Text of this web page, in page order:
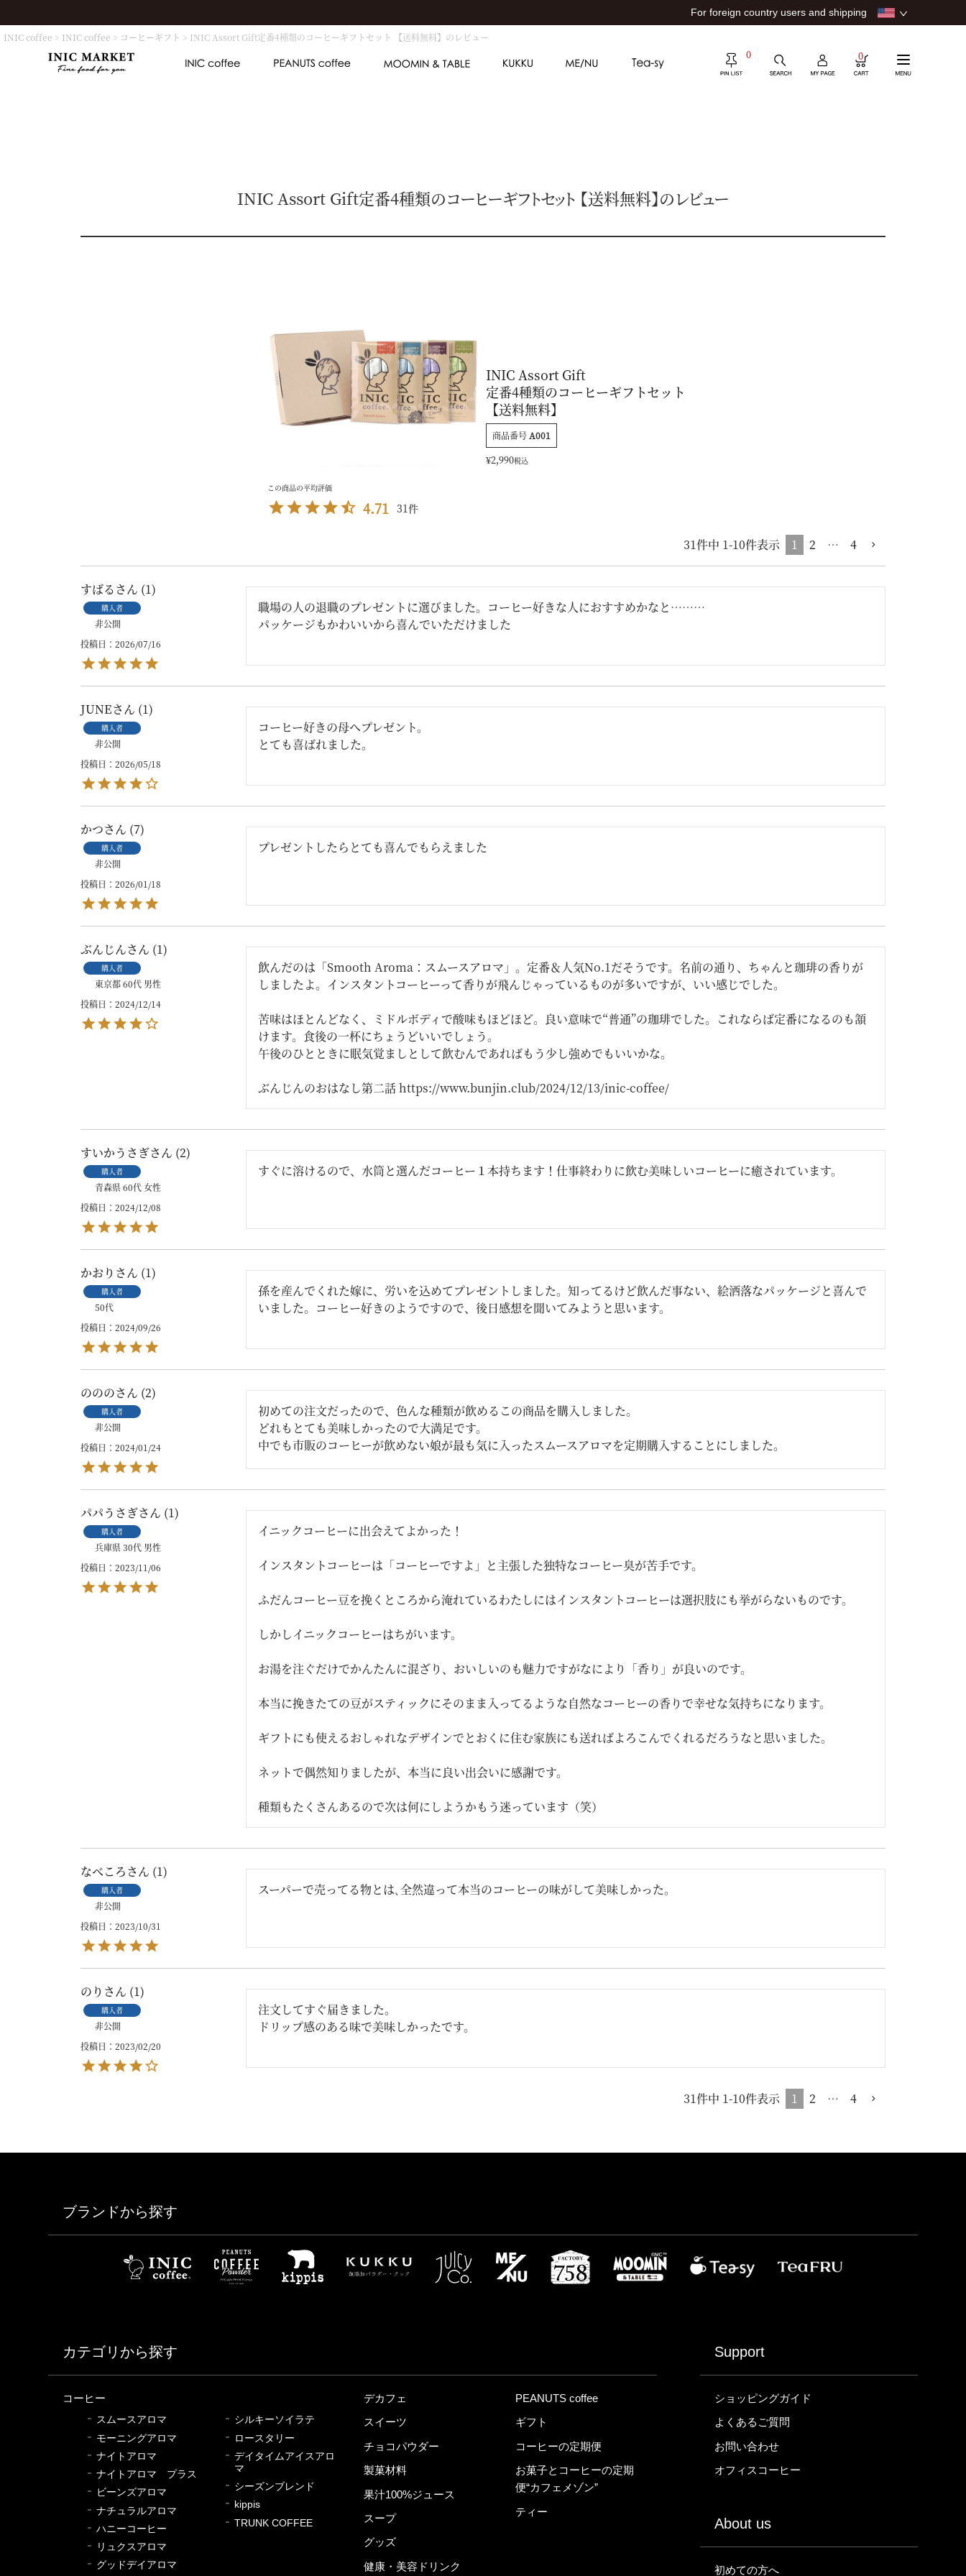
For foreign country users and shipping
0 0
INIC coffee INIC coffee コーヒーギフト INIC Assort Gift定番4種類のコーヒーギフトセット 【送料無料】のレビュー
INIC Assort Gift定番4種類のコーヒーギフトセット 【送料無料】のレビュー
INIC Assort Gift
定番4種類のコーヒーギフトセット
【送料無料】
商品番号 A001
¥2,990税込
4.71 31
31件中 1-10件表示 1 2 … 4
すばる 1
購入者
非公開
投稿日
2026/07/16
職場の人の退職のプレゼントに選びました。コーヒー好きな人におすすめかなと………
パッケージもかわいいから喜んでいただけました
JUNE 1
購入者
非公開
投稿日
2026/05/18
コーヒー好きの母へプレゼント。
とても喜ばれました。
かつ 7
購入者
非公開
投稿日
2026/01/18
プレゼントしたらとても喜んでもらえました
ぶんじん 1
購入者
東京都60代 男性
投稿日
2024/12/14
飲んだのは「Smooth Aroma：スムースアロマ」。定番＆人気No.1だそうです。名前の通り、ちゃんと珈琲の香りが
しましたよ。インスタントコーヒーって香りが飛んじゃっているものが多いですが、いい感じでした。
苦味はほとんどなく、ミドルボディで酸味もほどほど。良い意味で“普通”の珈琲でした。これならば定番になるのも頷
けます。食後の一杯にちょうどいいでしょう。
午後のひとときに眠気覚ましとして飲むんであればもう少し強めでもいいかな。
ぶんじんのおはなし第二話 https://www.bunjin.club/2024/12/13/inic-coffee/
すいかうさぎ 2
購入者
青森県60代女性
投稿日
2024/12/08
すぐに溶けるので、水筒と選んだコーヒー１本持ちます！仕事終わりに飲む美味しいコーヒーに癒されています。
かおり 1
購入者
50代
投稿日
2024/09/26
孫を産んでくれた嫁に、労いを込めてプレゼントしました。知ってるけど飲んだ事ない、絵洒落なパッケージと喜んで
いました。コーヒー好きのようですので、後日感想を聞いてみようと思います。
ののの 2
購入者
非公開
投稿日
2024/01/24
初めての注文だったので、色んな種類が飲めるこの商品を購入しました。
どれもとても美味しかったので大満足です。
中でも市販のコーヒーが飲めない娘が最も気に入ったスムースアロマを定期購入することにしました。
パパうさぎ 1
購入者
兵庫県30代 男性
投稿日
2023/11/06
イニックコーヒーに出会えてよかった！
インスタントコーヒーは「コーヒーですよ」と主張した独特なコーヒー臭が苦手です。
ふだんコーヒー豆を挽くところから淹れているわたしにはインスタントコーヒーは選択肢にも挙がらないものです。
しかしイニックコーヒーはちがいます。
お湯を注ぐだけでかんたんに混ざり、おいしいのも魅力ですがなにより「香り」が良いのです。
本当に挽きたての豆がスティックにそのまま入ってるような自然なコーヒーの香りで幸せな気持ちになります。
ギフトにも使えるおしゃれなデザインでとおくに住む家族にも送ればよろこんでくれるだろうなと思いました。
ネットで偶然知りましたが、本当に良い出会いに感謝です。
種類もたくさんあるので次は何にしようかもう迷っています（笑）
なべころ 1
購入者
非公開
投稿日
2023/10/31
スーパーで売ってる物とは､全然違って本当のコーヒーの味がして美味しかった｡
のり 1
購入者
非公開
投稿日
2023/02/20
注文してすぐ届きました。
ドリップ感のある味で美味しかったです。
31件中 1-10件表示 1 2 … 4
ブランドから探す
カテゴリから探す
コーヒー
スムースアロマ
モーニングアロマ
ナイトアロマ
ナイトアロマ プラス
ビーンズアロマ
ナチュラルアロマ
ハニーコーヒー
リュクスアロマ
グッドデイアロマ
シルキーソイラテ
ロースタリー
デイタイムアイスアロ
マ
シーズンブレンド
kippis
TRUNK COFFEE
デカフェ
スイーツ
チョコパウダー
製菓材料
果汁100%ジュース
スープ
グッズ
健康・美容ドリンク
PEANUTS coffee
ギフト
コーヒーの定期便
お菓子とコーヒーの定期
便“カフェメゾン”
ティー
Support
ショッピングガイド
よくあるご質問
お問い合わせ
オフィスコーヒー
About us
初めての方へ